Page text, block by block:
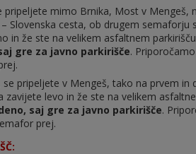
pripeljete mimo Brnika, Most v Mengeš,
Slovenska cesta, ob drugem
in že ste na velikem asfaltnem
gre za javno parkirišče.
se pripeljete v Mengeš, tako na prvem
zavijete levo in že ste na velikem
saj gre za javno parkirišče.
prej.